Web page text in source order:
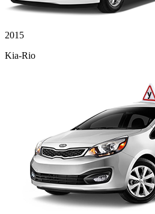
2015
Kia-Rio